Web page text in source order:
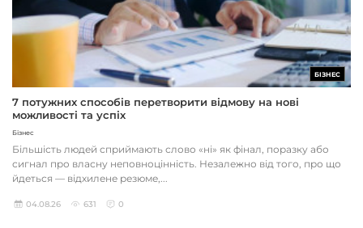
БІЗНЕС
7 потужних способів перетворити відмову на нові
можливості та успіх
Бізнес
Більшість людей сприймають слово «ні» як фінал, поразку або
сигнал про власну неповноцінність. Незалежно від того, про що
йдеться — відхилене резюме,...
04.08.26 631 0